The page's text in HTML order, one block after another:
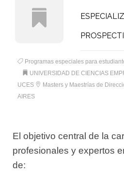
Programas especiales para
UNIVERSIDAD DE CIENCIAS
UCES
Masters y Maestrías de
AIRES
El objetivo central de la
profesionales y expertos
de: